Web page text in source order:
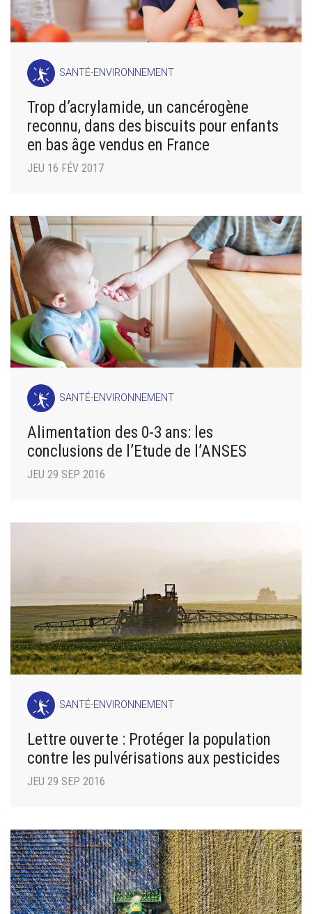
SANTÉ-ENVIRONNEMENT
Trop d’acrylamide, un cancérogène
reconnu, dans des biscuits pour enfants
en bas âge vendus en France
JEU 16 FÉV 2017
SANTÉ-ENVIRONNEMENT
Alimentation des 0-3 ans: les
conclusions de l’Etude de l’ANSES
JEU 29 SEP 2016
SANTÉ-ENVIRONNEMENT
Lettre ouverte : Protéger la population
contre les pulvérisations aux pesticides
JEU 29 SEP 2016